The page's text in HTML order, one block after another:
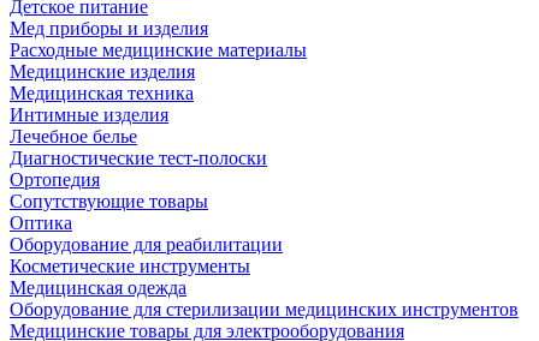
Детское питание
Мед приборы и изделия
Расходные медицинские материалы
Медицинские изделия
Медицинская техника
Интимные изделия
Лечебное белье
Диагностические тест-полоски
Ортопедия
Сопутствующие товары
Оптика
Оборудование для реабилитации
Косметические инструменты
Медицинская одежда
Оборудование для стерилизации медицинских инструментов
Медицинские товары для электрооборудования